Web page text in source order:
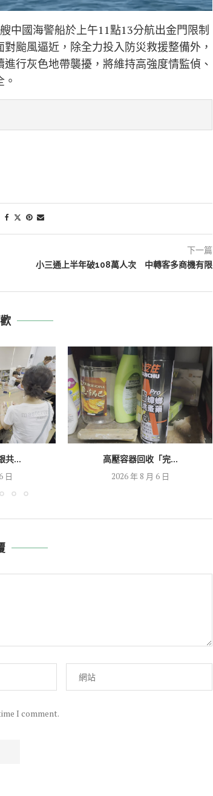
中國海警船於上午11點13分航出金門限制
颱風逼近，除全力投入防災救援整備外，
行灰色地帶襲擾，將維持高強度情監偵、
下一篇
小三通上半年破108萬人次 中轉客多商機有限
共...
日
高壓容器回收「完...
2026 年 8 月 6 日
I comment.